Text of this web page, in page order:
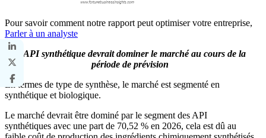
Pour savoir comment notre rapport peut optimiser votre entreprise,
Parler à un analyste
L'API synthétique devrait dominer le marché au cours de la
période de prévision
En termes de type de synthèse, le marché est segmenté en
synthétique et biologique.
Le marché devrait être dominé par le segment des API
synthétiques avec une part de 70,52 % en 2026, cela est dû au